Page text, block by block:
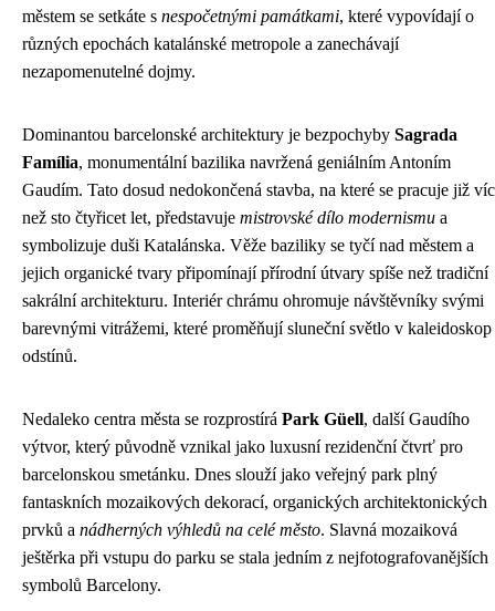
městem se setkáte s nespočetnými památkami, které vypovídají o
různých epochách katalánské metropole a zanechávají
nezapomenutelné dojmy.
Dominantou barcelonské architektury je bezpochyby Sagrada
Família, monumentální bazilika navržená geniálním Antoním
Gaudím. Tato dosud nedokončená stavba, na které se pracuje již
než sto čtyřicet let, představuje mistrovské dílo modernismu a
symbolizuje duši Katalánska. Věže baziliky se tyčí nad městem a
jejich organické tvary připomínají přírodní útvary spíše než tradiční
sakrální architekturu. Interiér chrámu ohromuje návštěvníky svými
barevnými vitrážemi, které proměňují sluneční světlo v kaleidoskop
odstínů.
Nedaleko centra města se rozprostírá Park Güell, další Gaudího
výtvor, který původně vznikal jako luxusní rezidenční čtvrť pro
barcelonskou smetánku. Dnes slouží jako veřejný park plný
fantaskních mozaikových dekorací, organických architektonických
prvků a nádherných výhledů na celé město. Slavná mozaiková
ještěrka při vstupu do parku se stala jedním z nejfotografovanějších
symbolů Barcelony.